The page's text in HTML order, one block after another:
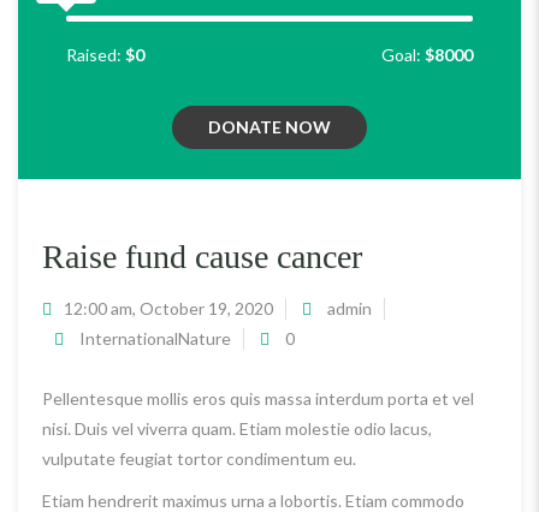
Raised: $0 Goal: $8000
DONATE NOW
Raise fund cause cancer
12:00 am, October 19, 2020
admin
InternationalNature 0
Pellentesque mollis eros quis massa interdum porta et vel
nisi. Duis vel viverra quam. Etiam molestie odio lacus,
vulputate feugiat tortor condimentum eu.
Etiam hendrerit maximus urna a lobortis. Etiam commodo